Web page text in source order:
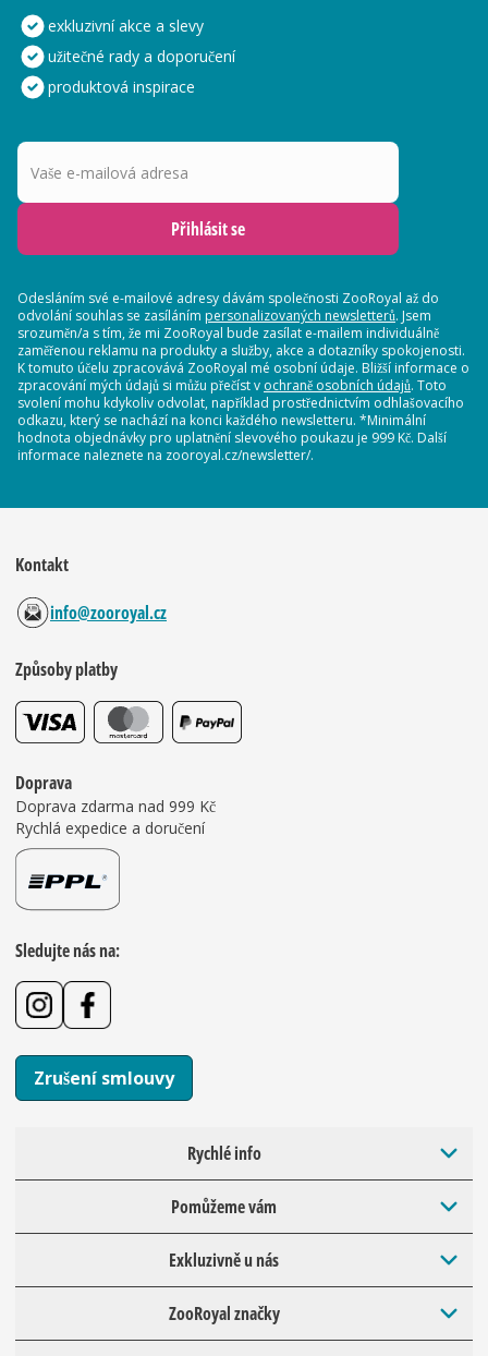
exkluzivní akce a slevy
užitečné rady a doporučení
produktová inspirace
Vaše e-mailová adresa
Přihlásit se
Odesláním své e-mailové adresy dávám společnosti ZooRoyal až do
odvolání souhlas se zasíláním personalizovaných newsletterů. Jsem
srozuměn/a s tím, že mi ZooRoyal bude zasílat e-mailem individuálně
zaměřenou reklamu na produkty a služby, akce a dotazníky spokojenosti.
K tomuto účelu zpracovává ZooRoyal mé osobní údaje. Bližší informace o
zpracování mých údajů si můžu přečíst v ochraně osobních údajů. Toto
svolení mohu kdykoliv odvolat, například prostřednictvím odhlašovacího
odkazu, který se nachází na konci každého newsletteru. *Minimální
hodnota objednávky pro uplatnění slevového poukazu je 999 Kč. Další
informace naleznete na zooroyal.cz/newsletter/.
Kontakt
info@zooroyal.cz
Způsoby platby
Doprava
Doprava zdarma nad 999 Kč
Rychlá expedice a doručení
Sledujte nás na:
Zrušení smlouvy
Rychlé info
Pomůžeme vám
Exkluzivně u nás
ZooRoyal značky